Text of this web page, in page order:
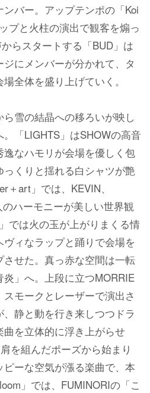
バー。アップテンポの「Koi
プと火柱の演出で観客を煽っ
らスタートする「BUD」は
にメンバーが分かれて、タ
全体を盛り上げていく。
雪の結晶への移ろいが映し
「LIGHTS」はSHOWの高音
なハモリが会場を優しく包
くりと揺れる白シャツが艶
art」では、KEVIN、
ハーモニーが美しい世界観
では火の玉が上がりまくる情
ィなラップと踊りで会場を
せた。真っ赤な空間は一転
」へ。上段に立つMORRIE
モークとレーザーで演出さ
静と動を行き来しつつドラ
を立体的に浮き上がらせ
を組んだポーズから始まり
ーな空気が漲る楽曲で、本
」では、FUMINORIの「こ